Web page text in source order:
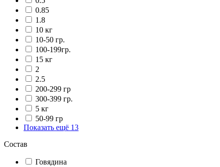
0.85
1.8
10 кг
10-50 гр.
100-199гр.
15 кг
2
2.5
200-299 гр
300-399 гр.
5 кг
50-99 гр
Показать ещё 13
Состав
Говядина